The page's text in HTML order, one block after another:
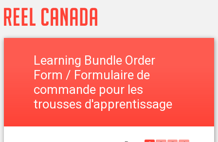
Learning Bundle Order
Form / Formulaire de
commande pour les
trousses d'apprentissage